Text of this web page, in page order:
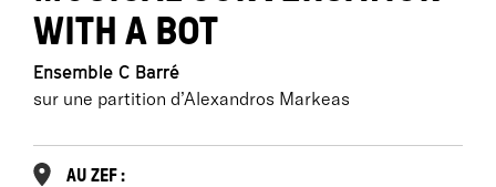
WITH A BOT
Ensemble C Barré
sur une partition d’Alexandros Markeas
AU ZEF :